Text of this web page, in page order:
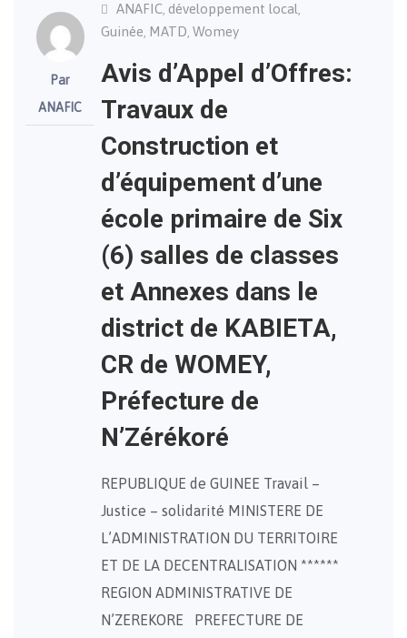
Par
ANAFIC
ANAFIC, développement local,
Guinée, MATD, Womey
Avis d’Appel d’Offres:
Travaux de
Construction et
d’équipement d’une
école primaire de Six
(6) salles de classes
et Annexes dans le
district de KABIETA,
CR de WOMEY,
Préfecture de
N’Zérékoré
REPUBLIQUE de GUINEE Travail –
Justice – solidarité MINISTERE DE
L’ADMINISTRATION DU TERRITOIRE
ET DE LA DECENTRALISATION ******
REGION ADMINISTRATIVE DE
N’ZEREKORE PREFECTURE DE